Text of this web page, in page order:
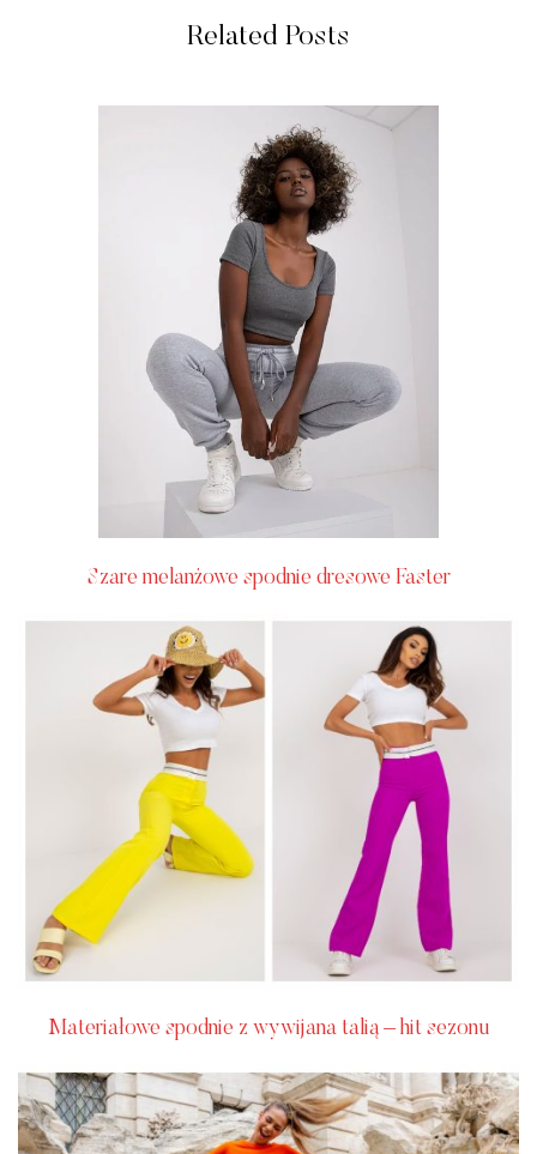
Related Posts
Szare melanżowe spodnie dresowe Faster
Materiałowe spodnie z wywijana talią – hit sezonu